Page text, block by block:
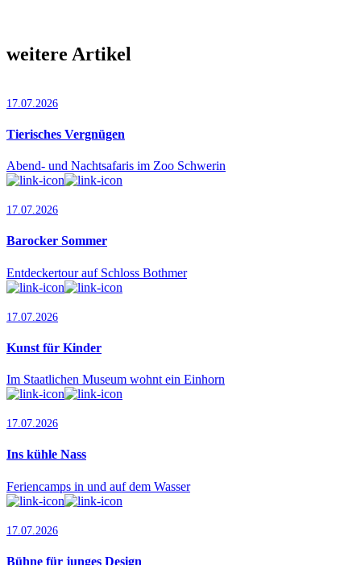
weitere Artikel
17.07.2026
Tierisches Vergnügen
Abend- und Nachtsafaris im Zoo Schwerin
17.07.2026
Barocker Sommer
Entdeckertour auf Schloss Bothmer
17.07.2026
Kunst für Kinder
Im Staatlichen Museum wohnt ein Einhorn
17.07.2026
Ins kühle Nass
Feriencamps in und auf dem Wasser
17.07.2026
Bühne für junges Design